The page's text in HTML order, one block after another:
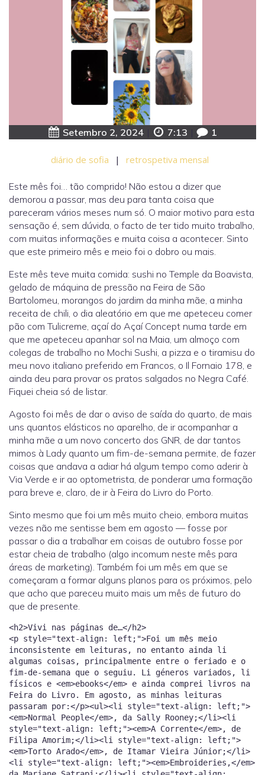
Setembro 2, 2024 7:13 1
diário de sofia | retrospetiva mensal
Este mês foi… tão comprido! Não estou a dizer que
demorou a passar, mas deu para tanta coisa que
pareceram vários meses num só. O maior motivo para esta
sensação é, sem dúvida, o facto de ter tido muito trabalho,
com muitas informações e muita coisa a acontecer. Sinto
que este primeiro mês e meio foi o dobro ou mais.
Este mês teve muita comida: sushi no Temple da Boavista,
gelado de máquina de pressão na Feira de São
Bartolomeu, morangos do jardim da minha mãe, a minha
receita de chili, o dia aleatório em que me apeteceu comer
pão com Tulicreme, açaí do Açaí Concept numa tarde em
que me apeteceu apanhar sol na Maia, um almoço com
colegas de trabalho no Mochi Sushi, a pizza e o tiramisu do
meu novo italiano preferido em Francos, o Il Fornaio 178, e
ainda deu para provar os pratos salgados no Negra Café.
Fiquei cheia só de listar.
Agosto foi mês de dar o aviso de saída do quarto, de mais
uns quantos elásticos no aparelho, de ir acompanhar a
minha mãe a um novo concerto dos GNR, de dar tantos
mimos à Lady quanto um fim-de-semana permite, de fazer
coisas que andava a adiar há algum tempo como aderir à
Via Verde e ir ao optometrista, de ponderar uma formação
para breve e, claro, de ir à Feira do Livro do Porto.
Sinto mesmo que foi um mês muito cheio, embora muitas
vezes não me sentisse bem em agosto — fosse por
passar o dia a trabalhar em coisas de outubro fosse por
estar cheia de trabalho (algo incomum neste mês para
áreas de marketing). Também foi um mês em que se
começaram a formar alguns planos para os próximos, pelo
que acho que pareceu muito mais um mês de futuro do
que de presente.
<h2>Vivi nas páginas de…</h2>
<p style="text-align: left;">Foi um mês meio
inconsistente em leituras, no entanto ainda li
algumas coisas, principalmente entre o feriado e o
fim-de-semana que o seguiu. Li géneros variados, li
físicos e <em>ebooks</em> e ainda comprei livros na
Feira do Livro. Em agosto, as minhas leituras
passaram por:</p><ul><li style="text-align: left;">
<em>Normal People</em>, da Sally Rooney;</li><li
style="text-align: left;"><em>A Corrente</em>, de
Filipa Amorim;</li><li style="text-align: left;">
<em>Torto Arado</em>, de Itamar Vieira Júnior;</li>
<li style="text-align: left;"><em>Embroideries,</em>